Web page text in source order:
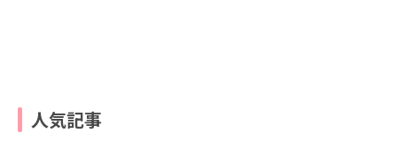
人気記事